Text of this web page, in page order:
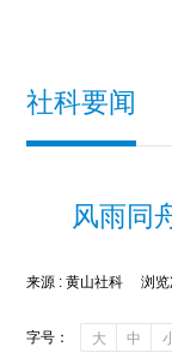
社科要闻
风雨同
来源 :黄山社科 浏览
字号： 大 中